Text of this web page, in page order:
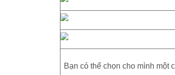
Bạn có thể chọn cho mình một